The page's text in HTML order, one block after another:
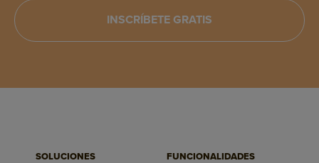
INSCRÍBETE GRATIS
SOLUCIONES FUNCIONALIDADES